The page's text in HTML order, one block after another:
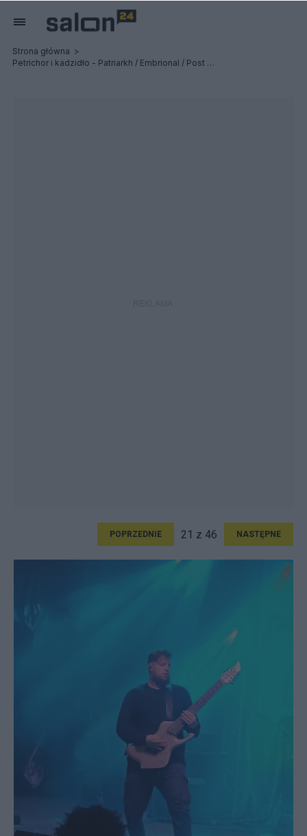
Strona główna
Petrichor i kadzidło - Patriarkh / Embrional / Post Profession - Relacja
POPRZEDNIE 21 z 46 NASTĘPNE